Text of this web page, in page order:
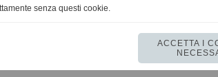
aziendale, attraverso i trend delle ricerche
senza questi cookie.
ACCETTA I